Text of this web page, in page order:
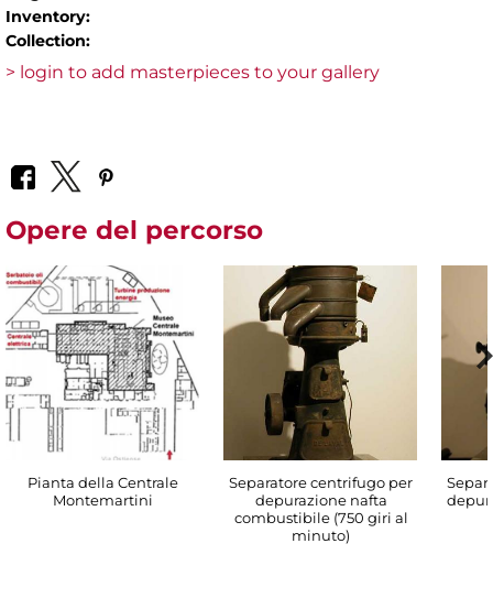
Inventory:
Collection:
> login to add masterpieces to your gallery
Opere del percorso
Pianta della Centrale
Montemartini
Separatore centrifugo per
depurazione nafta
combustibile (750 giri al
minuto)